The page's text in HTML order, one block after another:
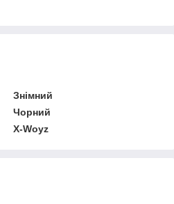
Знімний
Чорний
X-Woyz